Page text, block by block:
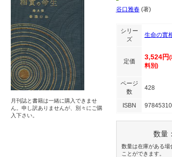
月刊誌と書籍は一緒に購入できませ
ん。申し訳ありませんが、別々にご購
入下さい。
谷口雅春 (著)
シリー
ズ
生命の實
定価
3,524円(
料別)
ページ
数
428
ISBN
数量：
数量は在庫がある場
ことができます。